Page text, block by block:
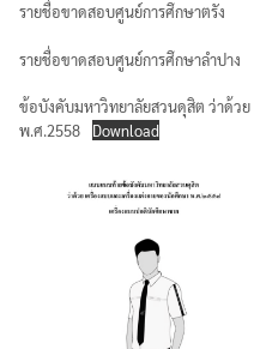
ประกาศจาก อว. และคุรุส
ปรัชญา วิสัยทัศน์ พันธกิจ
ระบบและสิ่งอำนวยควา
รายงานจำนวนนักศึกษา
รายงานจำนวนนักศึกษา
รายงานจำนวนนักศึกษาป
รายชื่อขาดสอบศูนย์การศึกษาตรัง
รายชื่อขาดสอบศูนย์การศึกษาลำปาง
ข้อบังคับมหาวิทยาลัยสวนดุสิต ว่าด้วย
พ.ศ.2558
Download